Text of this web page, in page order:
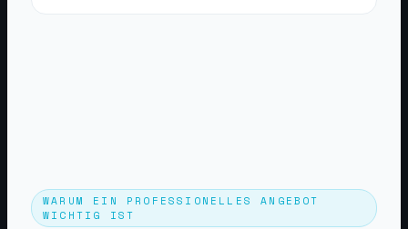
WARUM EIN PROFESSIONELLES ANGEBOT
WICHTIG IST